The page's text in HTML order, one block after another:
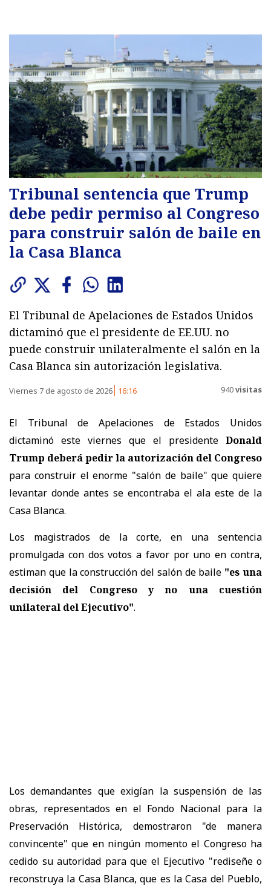
Tribunal sentencia que Trump
debe pedir permiso al Congreso
para construir salón de baile en
la Casa Blanca
El Tribunal de Apelaciones de Estados Unidos
dictaminó que el presidente de EE.UU. no
puede construir unilateralmente el salón en la
Casa Blanca sin autorización legislativa.
Viernes 7 de agosto de 2026 16:16 940visitas
El Tribunal de Apelaciones de Estados Unidos
dictaminó este viernes que el presidente Donald
Trump deberá pedir la autorización del Congreso
para construir el enorme "salón de baile" que quiere
levantar donde antes se encontraba el ala este de la
Casa Blanca.
Los magistrados de la corte, en una sentencia
promulgada con dos votos a favor por uno en contra,
estiman que la construcción del salón de baile "es una
decisión del Congreso y no una cuestión
unilateral del Ejecutivo".
Los demandantes que exigían la suspensión de las
obras, representados en el Fondo Nacional para la
Preservación Histórica, demostraron "de manera
convincente" que en ningún momento el Congreso ha
cedido su autoridad para que el Ejecutivo "rediseñe o
reconstruya la Casa Blanca, que es la Casa del Pueblo,